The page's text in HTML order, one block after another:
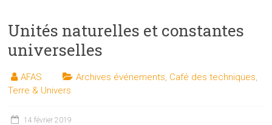
les
sciences
et
les
techniques
du
Unités naturelles et constantes
universelles
AFAS Archives événements Café des techniques
Terre & Univers
14 février 2019